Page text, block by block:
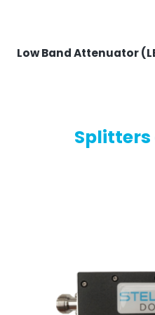
All
Low Band Attenuator
Splitters